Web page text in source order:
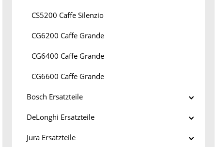
CS5200 Caffe Silenzio
CG6200 Caffe Grande
CG6400 Caffe Grande
CG6600 Caffe Grande
Bosch Ersatzteile
DeLonghi Ersatzteile
Jura Ersatzteile